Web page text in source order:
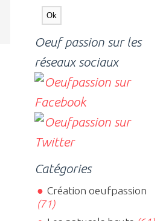
Oeuf passion sur les
réseaux sociaux
Catégories
Création oeufpassion
(71)